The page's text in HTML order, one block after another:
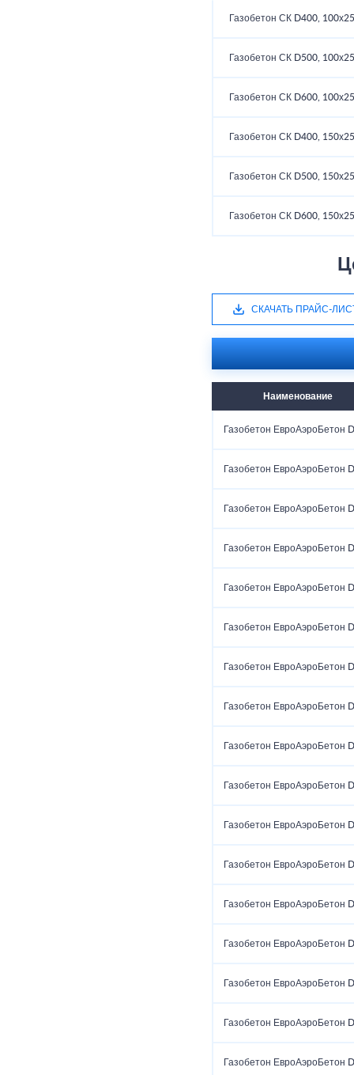
Газобетон СК D400,
Газобетон СК D500,
Газобетон СК D600,
Газобетон СК D400,
Газобетон СК D500,
Газобетон СК D600,
СКАЧАТЬ ПРАЙС-
Наименование
Газобетон ЕвроАэроБетон
Газобетон ЕвроАэроБетон
Газобетон ЕвроАэроБетон
Газобетон ЕвроАэроБетон
Газобетон ЕвроАэроБетон
Газобетон ЕвроАэроБетон
Газобетон ЕвроАэроБетон
Газобетон ЕвроАэроБетон
Газобетон ЕвроАэроБетон
Газобетон ЕвроАэроБетон
Газобетон ЕвроАэроБетон
Газобетон ЕвроАэроБетон
Газобетон ЕвроАэроБетон
Газобетон ЕвроАэроБетон
Газобетон ЕвроАэроБетон
Газобетон ЕвроАэроБетон
Газобетон ЕвроАэроБетон